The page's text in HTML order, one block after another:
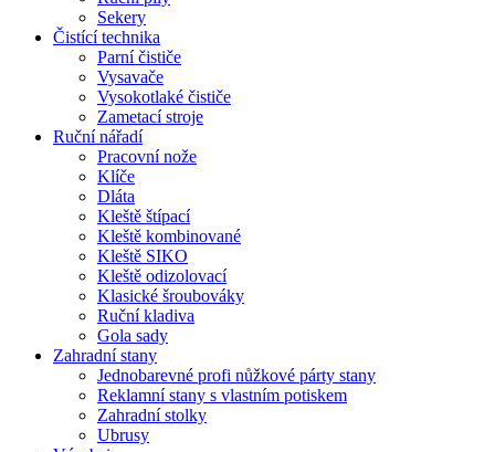
Sekery
Čistící technika
Parní čističe
Vysavače
Vysokotlaké čističe
Zametací stroje
Ruční nářadí
Pracovní nože
Klíče
Dláta
Kleště štípací
Kleště kombinované
Kleště SIKO
Kleště odizolovací
Klasické šroubováky
Ruční kladiva
Gola sady
Zahradní stany
Jednobarevné profi nůžkové párty stany
Reklamní stany s vlastním potiskem
Zahradní stolky
Ubrusy